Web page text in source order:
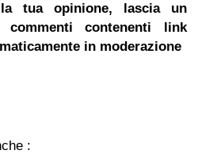
tua opinione, lascia un
contenenti link
in moderazione
: